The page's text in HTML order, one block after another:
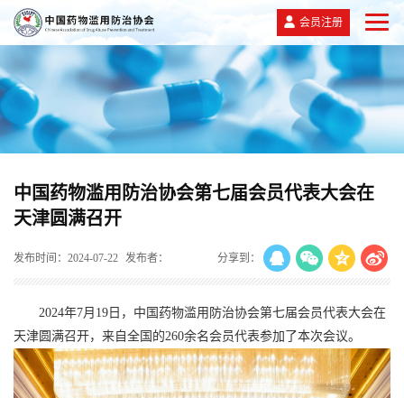
会员注册
中国药物滥用防治协会第七届会员代表大会在
天津圆满召开
发布时间：2024-07-22 发布者： 分享到：
2024年7月19日，中国药物滥用防治协会第七届会员代表大会在
天津圆满召开，来自全国的260余名会员代表参加了本次会议。